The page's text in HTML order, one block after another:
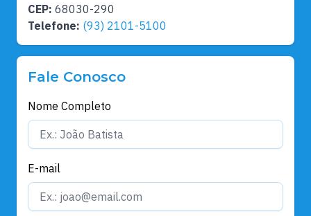
CEP: 68030-290
Telefone: (93) 2101-5100
Fale Conosco
Nome Completo
E-mail